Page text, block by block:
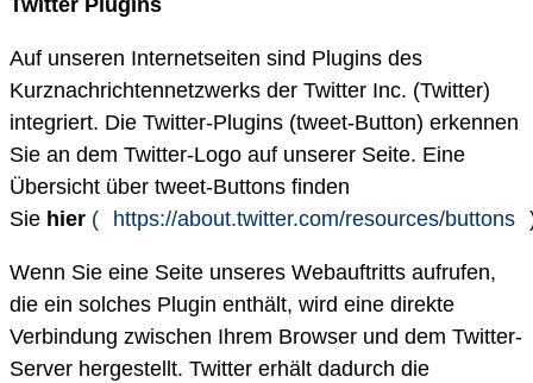
Twitter Plugins
Auf unseren Internetseiten sind Plugins des
Kurznachrichtennetzwerks der Twitter Inc. (Twitter)
integriert. Die Twitter-Plugins (tweet-Button) erkennen
Sie an dem Twitter-Logo auf unserer Seite. Eine
Übersicht über tweet-Buttons finden
Sie hier ( https://about.twitter.com/resources/buttons
Wenn Sie eine Seite unseres Webauftritts aufrufen,
die ein solches Plugin enthält, wird eine direkte
Verbindung zwischen Ihrem Browser und dem Twitter-
Server hergestellt. Twitter erhält dadurch die